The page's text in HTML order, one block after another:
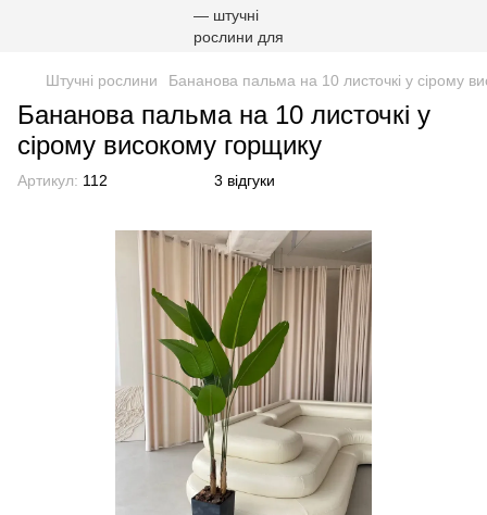
Штучні рослини Бананова пальма на 10 листочкі у сірому
Бананова пальма на 10 листочкі у
сірому високому горщику
Артикул: 112 3 відгуки